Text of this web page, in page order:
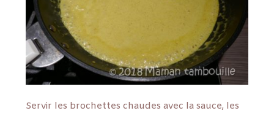
Servir les brochettes chaudes avec la sauce, les